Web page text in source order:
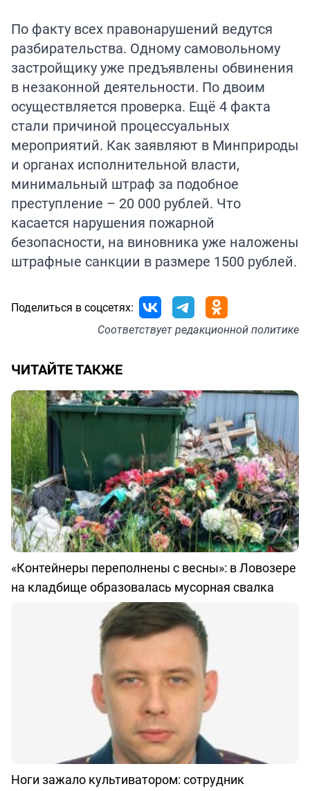
По факту всех правонарушений ведутся
разбирательства. Одному самовольному
застройщику уже предъявлены обвинения
в незаконной деятельности. По двоим
осуществляется проверка. Ещё 4 факта
стали причиной процессуальных
мероприятий. Как заявляют в Минприроды
и органах исполнительной власти,
минимальный штраф за подобное
преступление – 20 000 рублей. Что
касается нарушения пожарной
безопасности, на виновника уже наложены
штрафные санкции в размере 1500 рублей.
Поделиться в соцсетях:
Соответствуетредакционной политике
ЧИТАЙТЕ ТАКЖЕ
«Контейнеры переполнены с весны»: в Ловозере
на кладбище образовалась мусорная свалка
Ноги зажало культиватором: сотрудник